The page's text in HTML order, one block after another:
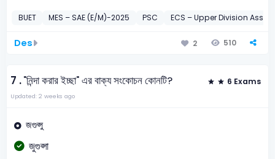
BUET MES – SAE (E/M)-2025 PSC ECS – Upper Division
Des 2 510
7 ."নিন্দা করার ইচ্ছা" এর বাক্য সংকোচন কোনটি? 6 Exams
Updated: 2 weeks ago
জগুপ্সু
জুগুপ্সা